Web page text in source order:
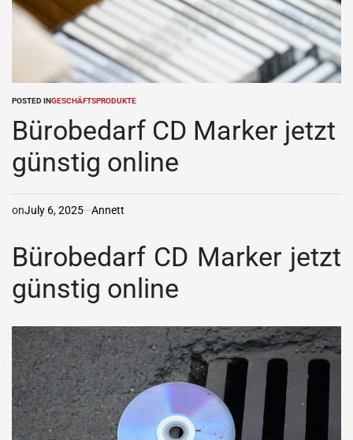
POSTED INGESCHÄFTSPRODUKTE
Bürobedarf CD Marker jetzt
günstig online
onJuly 6, 2025 Annett
Bürobedarf CD Marker jetzt
günstig online